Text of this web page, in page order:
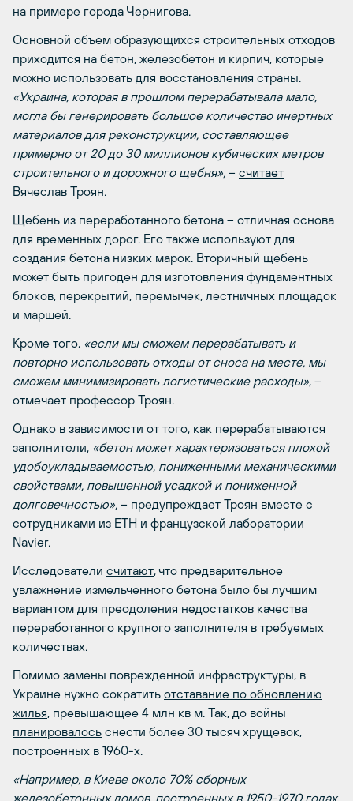
на примере города Чернигова.
Основной объем образующихся строительных отходов
приходится на бетон, железобетон и кирпич, которые
можно использовать для восстановления страны.
«Украина, которая в прошлом перерабатывала мало,
могла бы генерировать большое количество инертных
материалов для реконструкции, составляющее
примерно от 20 до 30 миллионов кубических метров
строительного и дорожного щебня», – считает
Вячеслав Троян.
Щебень из переработанного бетона – отличная основа
для временных дорог. Его также используют для
создания бетона низких марок. Вторичный щебень
может быть пригоден для изготовления фундаментных
блоков, перекрытий, перемычек, лестничных площадок
и маршей.
Кроме того, «если мы сможем перерабатывать и
повторно использовать отходы от сноса на месте, мы
сможем минимизировать логистические расходы», –
отмечает профессор Троян.
Однако в зависимости от того, как перерабатываются
заполнители, «бетон может характеризоваться плохой
удобоукладываемостью, пониженными механическими
свойствами, повышенной усадкой и пониженной
долговечностью», – предупреждает Троян вместе с
сотрудниками из ETH и французской лаборатории
Navier.
Исследователи считают, что предварительное
увлажнение измельченного бетона было бы лучшим
вариантом для преодоления недостатков качества
переработанного крупного заполнителя в требуемых
количествах.
Помимо замены поврежденной инфраструктуры, в
Украине нужно сократить отставание по обновлению
жилья, превышающее 4 млн кв м. Так, до войны
планировалось снести более 30 тысяч хрущевок,
построенных в 1960-х.
«Например, в Киеве около 70% сборных
железобетонных домов, построенных в 1950-1970 годах,